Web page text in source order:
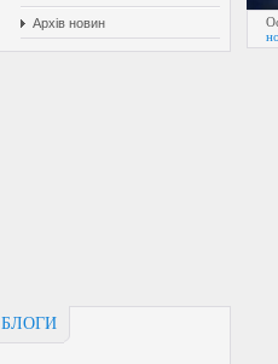
Архів новин
БЛОГИ